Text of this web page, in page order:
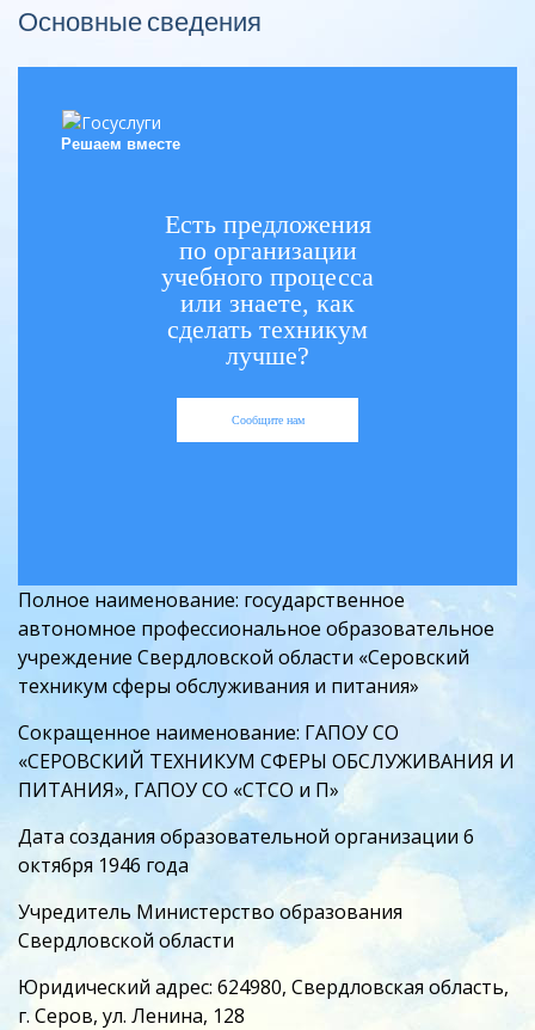
Основные сведения
Решаем вместе
Есть предложения
по организации
учебного процесса
или знаете, как
сделать техникум
лучше?
Сообщите нам
Полное наименование: государственное
автономное профессиональное образовательное
учреждение Свердловской области «Серовский
техникум сферы обслуживания и питания»
Сокращенное наименование: ГАПОУ СО
«СЕРОВСКИЙ ТЕХНИКУМ СФЕРЫ ОБСЛУЖИВАНИЯ И
ПИТАНИЯ», ГАПОУ СО «СТСО и П»
Дата создания образовательной организации 6
октября 1946 года
Учредитель Министерство образования
Свердловской области
Юридический адрес: 624980, Свердловская область,
г. Серов, ул. Ленина, 128